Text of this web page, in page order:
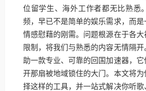
位留学生、海外工作者都无比熟悉
频，早已不是简单的娱乐需求，而
情感慰藉的刚需。问题根源在于各
限制，将我们与熟悉的内容无情隔
助一款专业、可靠的回国加速器，
开那扇被地域锁住的大门。本文将
择这样的工具，并一站式解决你听